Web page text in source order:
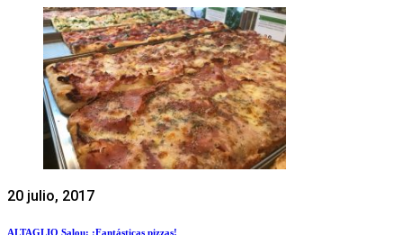
20 julio, 2017
ALTAGLIO Salou: ¡Fantásticas pizzas!